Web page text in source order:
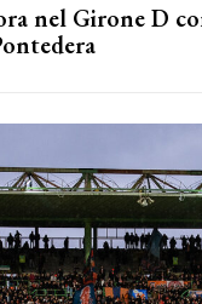
nel Girone D